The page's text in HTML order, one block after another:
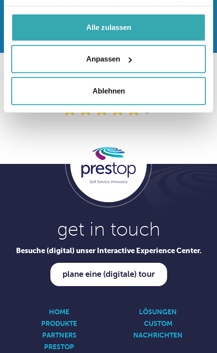
gesammelt haben.
Alle zulassen
Anpassen
Ablehnen
buchen sie jetzt einen termin
Kundenrezensionen auf Google
get in touch
Besuche (digital) unser Interactive Experience Center.
plane eine (digitale) tour
HOME
LÖSUNGEN
PRODUKTE
CUSTOM
PARTNERS
NACHRICHTEN
PRESTOP